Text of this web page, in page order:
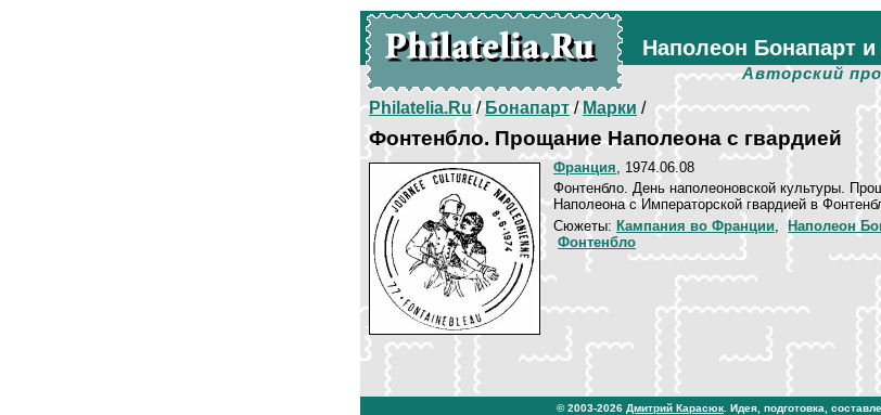
Наполеон Бонапарт и
Авторский
Philatelia.Ru/Бонапарт/Марки /
Фонтенбло. Прощание Наполеона с гвардией
Франция, 1974.06.08
Фонтенбло. День наполеоновской культуры.
Наполеона с Императорской гвардией в
Сюжеты: Кампания во Франции,Наполеон
Фонтенбло
© 2003-2026 Дмитрий Карасюк . Идея, подготовка,